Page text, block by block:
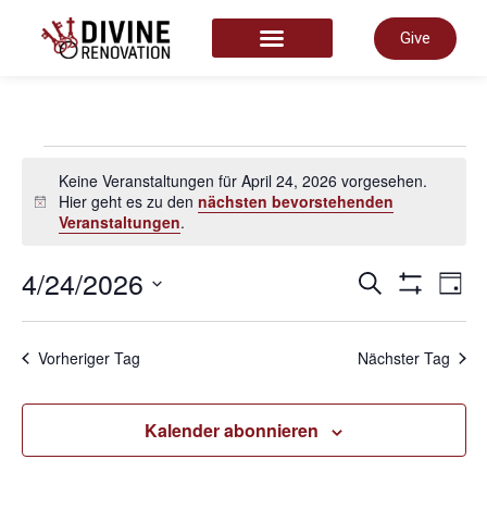
Give
Hinweis
Keine Veranstaltungen für April 24, 2026 vorgesehen.
Hier geht es zu den nächsten bevorstehenden
Veranstaltungen.
und
Suche Tag
4/24/2026
wählen.
Vorheriger Tag Nächster Tag
Kalender abonnieren